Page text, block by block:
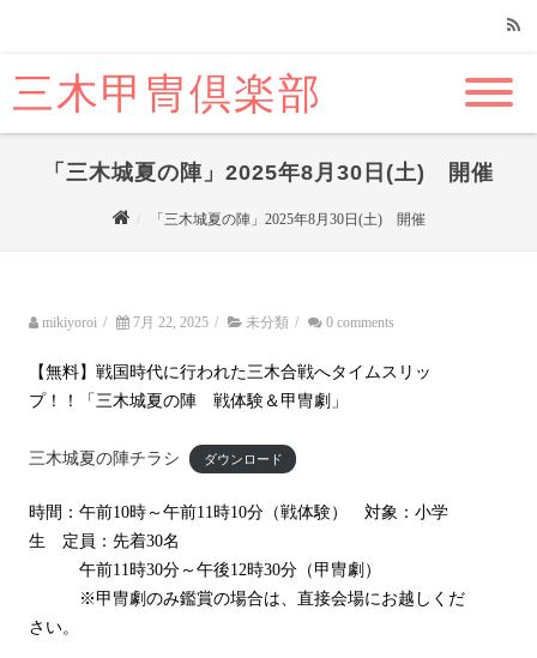
RSS
三木甲冑倶楽部
「三木城夏の陣」2025年8月30日(土) 開催
「三木城夏の陣」2025年8月30日(土) 開催
mikiyoroi / 7月 22, 2025 / 未分類 / 0 comments
【無料】戦国時代に行われた三木合戦へタイムスリッ
プ！！「三木城夏の陣 戦体験＆甲冑劇」
三木城夏の陣チラシ ダウンロード
時間：午前10時～午前11時10分（戦体験） 対象：小学
生 定員：先着30名
午前11時30分～午後12時30分（甲冑劇）
※甲冑劇のみ鑑賞の場合は、直接会場にお越しくだ
さい。